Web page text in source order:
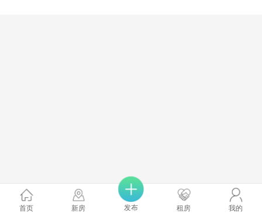
首页 新房 发布 租房 我的